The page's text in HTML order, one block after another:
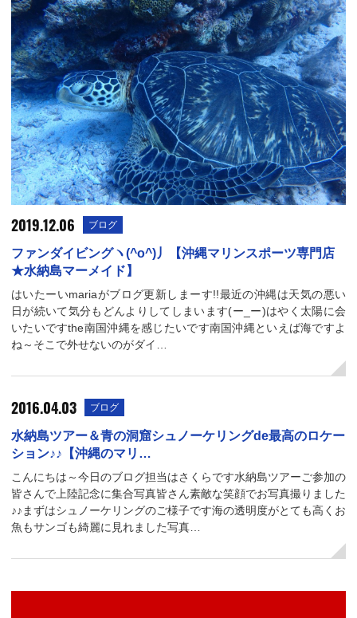
2019.12.06 ブログ
ファンダイビングヽ(^o^)丿【沖縄マリンスポーツ専門店
★水納島マーメイド】
はいたーいmariaがブログ更新しまーす!!最近の沖縄は天気の悪い
日が続いて気分もどんよりしてしまいます(ー_ー)はやく太陽に会
いたいですthe南国沖縄を感じたいです南国沖縄といえば海ですよ
ね～そこで外せないのがダイ…
2016.04.03 ブログ
水納島ツアー＆青の洞窟シュノーケリングde最高のロケー
ション♪♪【沖縄のマリ…
こんにちは～今日のブログ担当はさくらです水納島ツアーご参加の
皆さんで上陸記念に集合写真皆さん素敵な笑顔でお写真撮りました
♪♪まずはシュノーケリングのご様子です海の透明度がとても高くお
魚もサンゴも綺麗に見れました写真…